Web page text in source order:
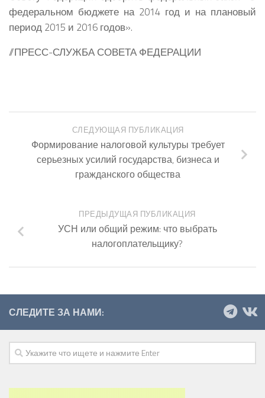
федеральном бюджете на 2014 год и на плановый
период 2015 и 2016 годов».
//ПРЕСС-СЛУЖБА СОВЕТА ФЕДЕРАЦИИ
СЛЕДУЮЩАЯ ПУБЛИКАЦИЯ
Формирование налоговой культуры требует
серьезных усилий государства, бизнеса и
гражданского общества
ПРЕДЫДУЩАЯ ПУБЛИКАЦИЯ
УСН или общий режим: что выбрать
налогоплательщику?
СЛЕДИТЕ ЗА НАМИ: